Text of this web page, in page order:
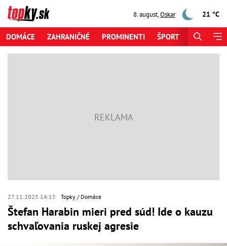
8. august,Oskar 21 °C
DOMÁCE ZAHRANIČNÉ PROMINENTI ŠPORT
27.11.2025 14:15 Topky Domáce
Štefan Harabin mieri pred súd! Ide o kauzu
schvaľovania ruskej agresie